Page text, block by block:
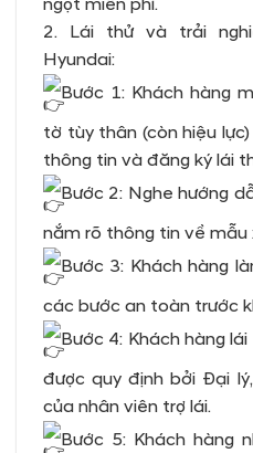
2. Lái thử và trải
Hyundai:
Bước 1: Khách hàng
tờ tùy thân (còn hiệu
thông tin và đăng ký lái
Bước 2: Nghe hướng
nắm rõ thông tin về mẫu
Bước 3: Khách hàng
các bước an toàn trước
Bước 4: Khách hàng
được quy định bởi Đại
của nhân viên trợ lái.
Bước 5: Khách hàng